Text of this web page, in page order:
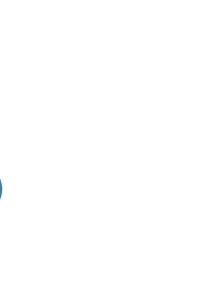
06 12 16 28 16